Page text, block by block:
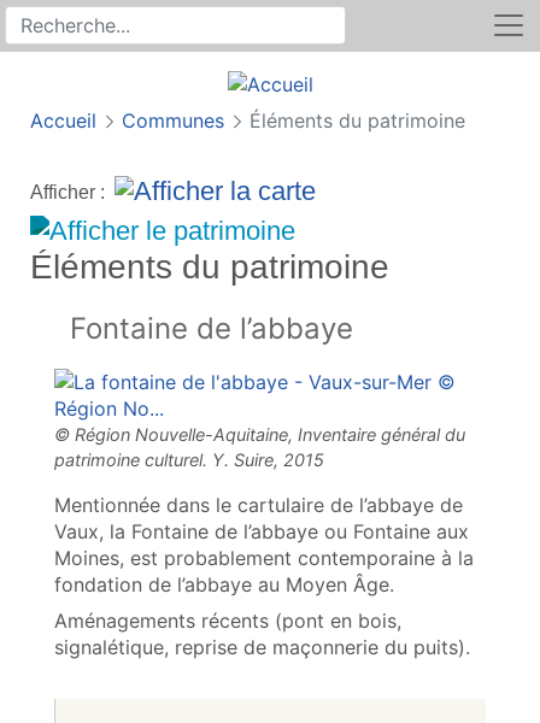
Recherche sur le site
Rechercher
Accueil Communes Éléments du patrimoine
Afficher :
Éléments du patrimoine
Fontaine de l’abbaye
Mentionnée dans le cartulaire de l’abbaye de
Vaux, la Fontaine de l’abbaye ou Fontaine aux
Moines, est probablement contemporaine à la
fondation de l’abbaye au Moyen Âge.
Aménagements récents (pont en bois,
signalétique, reprise de maçonnerie du puits).